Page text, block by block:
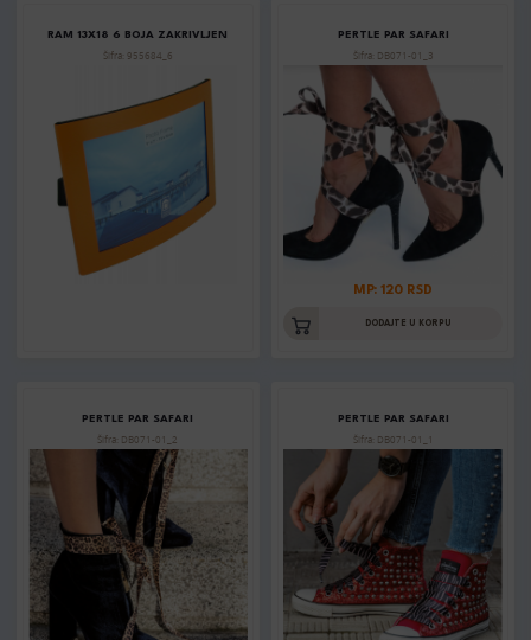
RAM 13X18 6 BOJA ZAKRIVLJEN
Šifra: 955684_6
PERTLE PAR SAFARI
Šifra: DB071-01_3
MP: 120 RSD
DODAJTE U KORPU
PERTLE PAR SAFARI
Šifra: DB071-01_2
PERTLE PAR SAFARI
Šifra: DB071-01_1